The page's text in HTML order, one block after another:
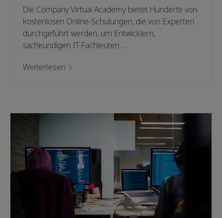
Die Company Virtual Academy bietet Hunderte von
kostenlosen Online-Schulungen, die von Experten
durchgeführt werden, um Entwicklern,
sachkundigen IT-Fachleuten ...
Weiterlesen